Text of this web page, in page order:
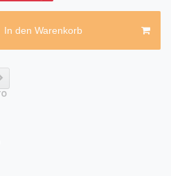
In den Warenkorb